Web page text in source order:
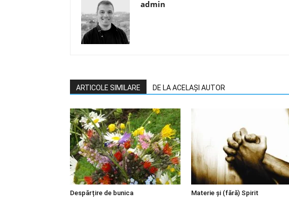
admin
ARTICOLE SIMILARE DE LA ACELAȘI AUTOR
Despărțire de bunica Materie şi (fără) Spirit